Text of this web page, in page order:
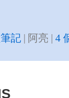
記| 阿亮 | 4